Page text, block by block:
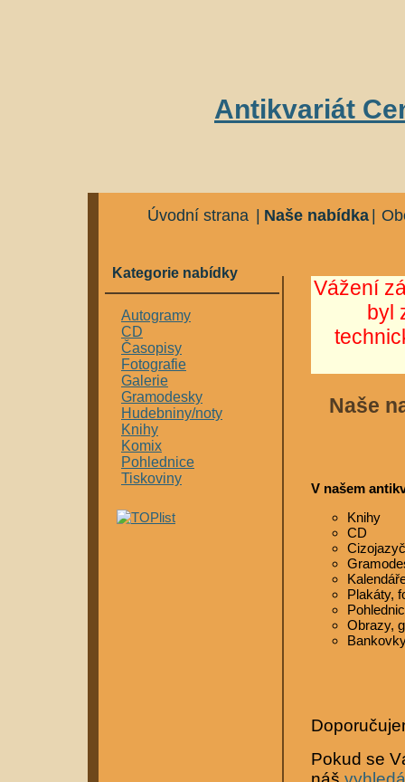
Antikvariát
Úvodní strana Naše nabídka
Kategorie nabídky
Autogramy
CD
Časopisy
Fotografie
Galerie
Gramodesky
Hudebniny/noty
Knihy
Komix
Pohlednice
Tiskoviny
Vážení
byl
Naše
V našem
Knihy
CD
Plakáty,
Obrazy,
Pokud se